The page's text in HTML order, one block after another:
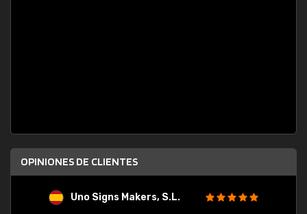
OPINIONES DE CLIENTES
Uno Signs Makers, S.L.